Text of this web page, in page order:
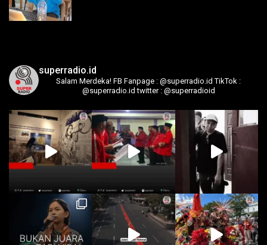
superradio.id
Salam Merdeka! FB Fanpage : @superradio.id TikTok :
@superradio.id twitter : @superradioid